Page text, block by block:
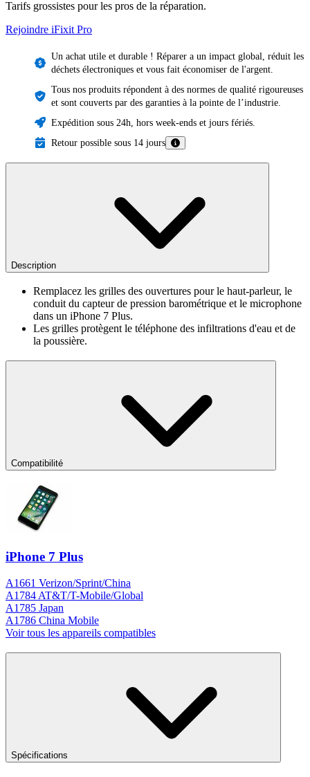
Tarifs grossistes pour les pros de la réparation.
Rejoindre iFixit Pro
Un achat utile et durable ! Réparer a un impact global, réduit les
déchets électroniques et vous fait économiser de l'argent.
Tous nos produits répondent à des normes de qualité rigoureuses
et sont couverts par des garanties à la pointe de l’industrie.
Expédition sous 24h, hors week-ends et jours fériés.
Retour possible sous 14 jours
Description
Remplacez les grilles des ouvertures pour le haut-parleur, le
conduit du capteur de pression barométrique et le microphone
dans un iPhone 7 Plus.
Les grilles protègent le téléphone des infiltrations d'eau et de
la poussière.
Compatibilité
iPhone 7 Plus
A1661 Verizon/Sprint/China
A1784 AT&T/T-Mobile/Global
A1785 Japan
A1786 China Mobile
Voir tous les appareils compatibles
Spécifications